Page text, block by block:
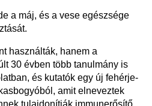
a máj, és a vese egészsége
használták, hanem a
30 évben több tanulmány is
és kutatók egy új fehérje-
amit elneveztek
tulajdonítják immunerősítő